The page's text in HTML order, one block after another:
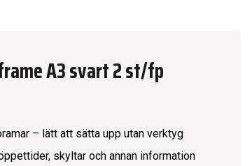
A3 svart 2 st/fp
– lätt att sätta upp utan verktyg
skyltar och annan information